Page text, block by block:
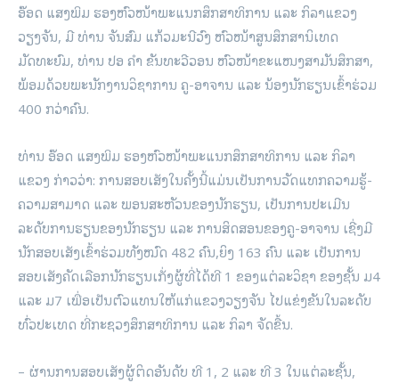
ອ໊ອດ ແສງພິມ ຮອງຫົວໜ້າພະແນກສຶກສາທິການ ແລະ ກິລາແຂວງ
ວຽງຈັນ, ມີ ທ່ານ ຈັນສົມ ແກ້ວມະນີວົງ ຫົວໜ້າສູນສຶກສານິເທດ
ມັດທະຍົມ, ທ່ານ ປອ ຄໍາ ຂັນທະວີວອນ ຫົວໜ້າຂະແໜງສາມັນສຶກສາ,
ພ້ອມດ້ວຍພະນັກງານວິຊາການ ຄູ-ອາຈານ ແລະ ນ້ອງນັກຮຽນເຂົ້າຮ່ວມ
400 ກວ່າຄົນ.
ທ່ານ ອ໊ອດ ແສງພິມ ຮອງຫົວໜ້າພະແນກສຶກສາທິການ ແລະ ກິລາ
ແຂວງ ກ່າວວ່າ: ການສອບເສັງໃນຄັ້ງນີ້ແມ່ນເປັນການວັດແທກຄວາມຮູ້-
ຄວາມສາມາດ ແລະ ພອນສະຫັວນຂອງນັກຮຽນ, ເປັນການປະເມີນ
ລະດັບການຮຽນຂອງນັກຮຽນ ແລະ ການສິດສອນຂອງຄູ-ອາຈານ ເຊີ່ງມີ
ນັກສອບເສັງເຂົ້າຮ່ວມທັງໝົດ 482 ຄົນ,ຍິງ 163 ຄົນ ແລະ ເປັນການ
ສອບເສັງຄັດເລືອກນັກຮຽນເກັ່ງຜູ້ທີ່ໄດ້ທີ 1 ຂອງແຕ່ລະວິຊາ ຂອງຊັ້ນ ມ4
ແລະ ມ7 ເພື່ອເປັນຕົວແທນໃຫ້ແກ່ແຂວງວຽງຈັນ ໄປແຂ່ງຂັນໃນລະດັບ
ທົ່ວປະເທດ ທີ່ກະຊວງສຶກສາທິການ ແລະ ກິລາ ຈັດຂື້ນ.
– ຜ່ານການສອບເສັງຜູ້ຕິດອັນດັບ ທີ 1, 2 ແລະ ທີ 3 ໃນແຕ່ລະຊັ້ນ,